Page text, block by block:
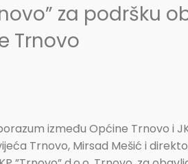
za podršku
Trnovo
između Općine Trnovo i
Trnovo, Mirsad Mešić i